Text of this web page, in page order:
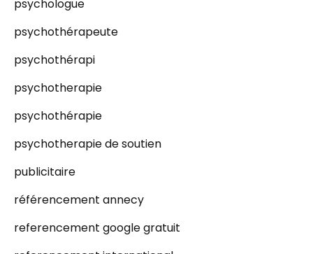
psychologue
psychothérapeute
psychothérapi
psychotherapie
psychothérapie
psychotherapie de soutien
publicitaire
référencement annecy
referencement google gratuit